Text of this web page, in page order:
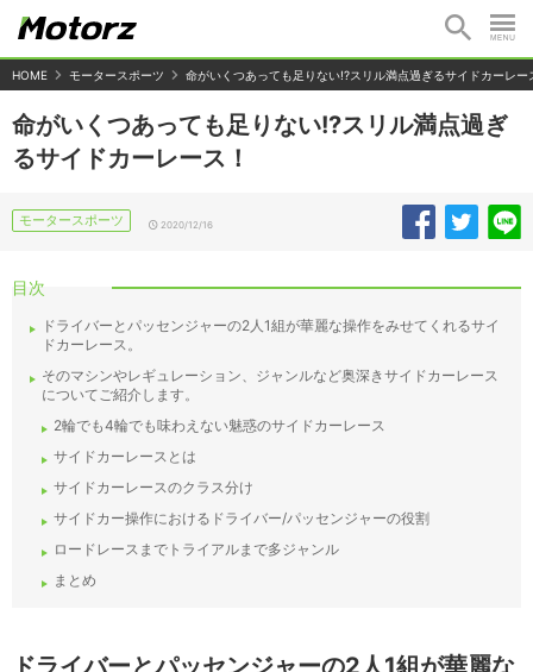
HOME モータースポーツ 命がいくつあっても足りない!?スリル満点過ぎるサイドカーレー
命がいくつあっても足りない!?スリル満点過ぎ
るサイドカーレース！
モータースポーツ 2020/12/16
目次
ドライバーとパッセンジャーの2人1組が華麗な操作をみせてくれるサイ
ドカーレース。
そのマシンやレギュレーション、ジャンルなど奥深きサイドカーレース
についてご紹介します。
2輪でも4輪でも味わえない魅惑のサイドカーレース
サイドカーレースとは
サイドカーレースのクラス分け
サイドカー操作におけるドライバー/パッセンジャーの役割
ロードレースまでトライアルまで多ジャンル
まとめ
ドライバーとパッセンジャーの2人1組が華麗な